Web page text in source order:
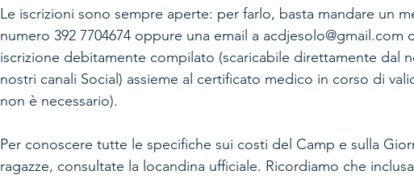
Le iscrizioni sono sempre aperte: per farlo, basta mandare un
numero 392 7704674 oppure una email a
iscrizione debitamente compilato (scaricabile direttamente dal
nostri canali Social) assieme al certificato medico in corso di
non è necessario).
Per conoscere tutte le specifiche sui costi del Camp e sulla
ragazze, consultate la locandina ufficiale. Ricordiamo che